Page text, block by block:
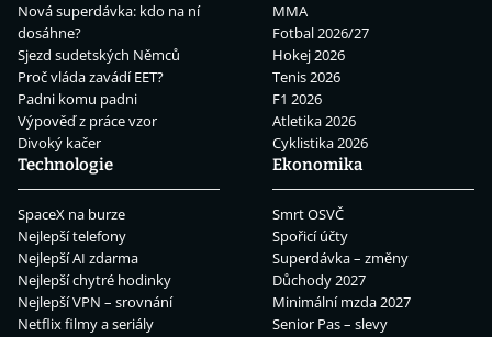
Nová superdávka: kdo na ní
dosáhne?
Sjezd sudetských Němců
Proč vláda zavádí EET?
Padni komu padni
Výpověď z práce vzor
Divoký kačer
MMA
Fotbal 2026/27
Hokej 2026
Tenis 2026
F1 2026
Atletika 2026
Cyklistika 2026
Technologie
SpaceX na burze
Nejlepší telefony
Nejlepší AI zdarma
Nejlepší chytré hodinky
Nejlepší VPN – srovnání
Netflix filmy a seriály
Ekonomika
Smrt OSVČ
Spořicí účty
Superdávka – změny
Důchody 2027
Minimální mzda 2027
Senior Pas – slevy